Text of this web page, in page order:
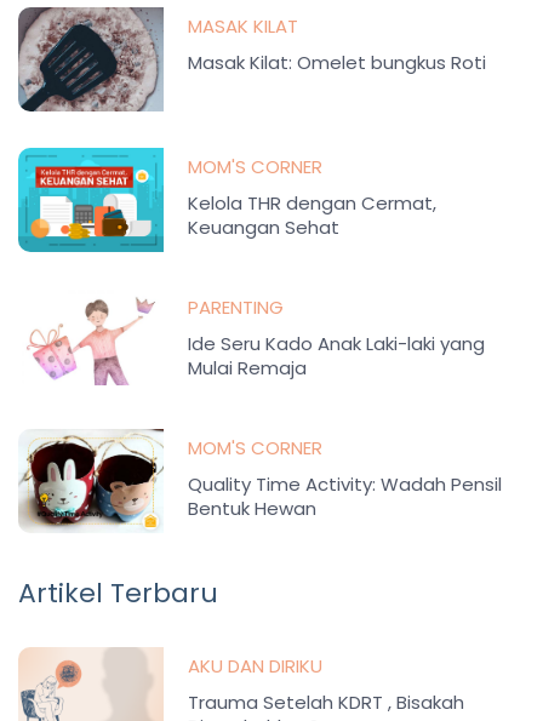
MASAK KILAT
Masak Kilat: Omelet bungkus Roti
MOM'S CORNER
Kelola THR dengan Cermat,
Keuangan Sehat
PARENTING
Ide Seru Kado Anak Laki-laki yang
Mulai Remaja
MOM'S CORNER
Quality Time Activity: Wadah Pensil
Bentuk Hewan
Artikel Terbaru
AKU DAN DIRIKU
Trauma Setelah KDRT , Bisakah